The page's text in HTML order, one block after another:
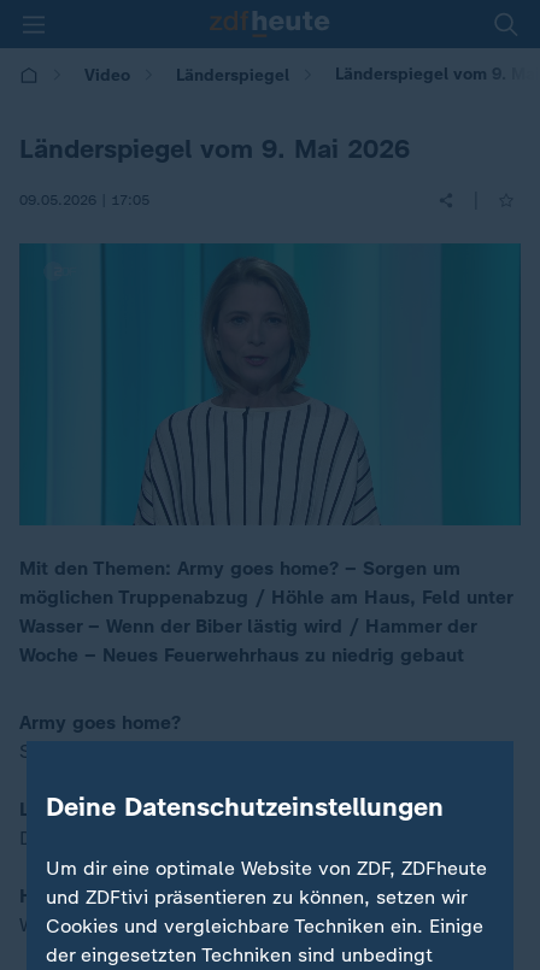
Video Länderspiegel Länderspiegel vom 9.
Länderspiegel vom 9. Mai 2026
09.05.2026 | 17:05
00:16
Mit den Themen: Army goes home? – Sorgen um
möglichen Truppenabzug / Höhle am Haus, Feld unter
Wasser – Wenn der Biber lästig wird / Hammer der
Woche – Neues Feuerwehrhaus zu niedrig gebaut
Army goes home?
Sorgen um möglichen Truppenabzug
Leben im Dunkeln
Das stille Leid der ME/CFS-Patienten
Höhle am Haus, Feld unter Wasser
Wenn der Biber lästig wird
Deine Datenschutzeinstellungen
Um dir eine optimale Website von ZDF, ZDFheute
und ZDFtivi präsentieren zu können, setzen wir
Cookies und vergleichbare Techniken ein. Einige
der eingesetzten Techniken sind unbedingt